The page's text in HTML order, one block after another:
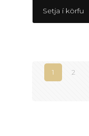
Setja í körfu
1 2